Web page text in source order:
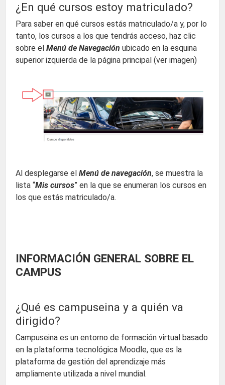
¿En qué cursos estoy matriculado?
Para saber en qué cursos estás matriculado/a y, por lo
tanto, los cursos a los que tendrás acceso, haz clic
sobre el Menú de Navegación ubicado en la esquina
superior izquierda de la página principal (ver imagen)
Al desplegarse el Menú de navegación, se muestra la
lista “Mis cursos” en la que se enumeran los cursos en
los que estás matriculado/a.
INFORMACIÓN GENERAL SOBRE EL
CAMPUS
¿Qué es campuseina y a quién va
dirigido?
Campuseina es un entorno de formación virtual basado
en la plataforma tecnológica Moodle, que es la
plataforma de gestión del aprendizaje más
ampliamente utilizada a nivel mundial.